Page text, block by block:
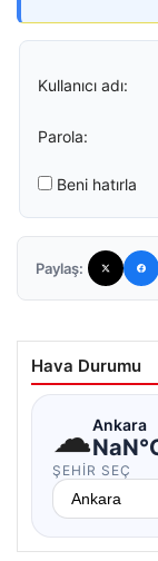
Kullanıcı adı:
Parola:
Beni hatırla
Paylaş:
Hava Durumu
☁Ankara
ŞEHIR SEÇ